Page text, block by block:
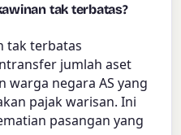
tak terbatas?
tak terbatas
jumlah aset
warga negara AS yang
pajak warisan. Ini
pasangan yang